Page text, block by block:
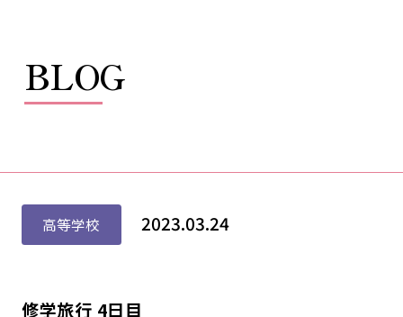
BLOG
高等学校 2023.03.24
修学旅行 4日目